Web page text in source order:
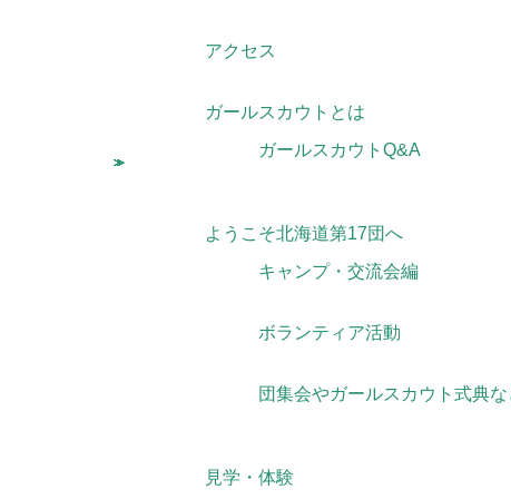
アクセス
ガールスカウトとは
ガールスカウトQ&A
ようこそ北海道第17団へ
キャンプ・交流会編
ボランティア活動
団集会やガールスカウト式典
見学・体験